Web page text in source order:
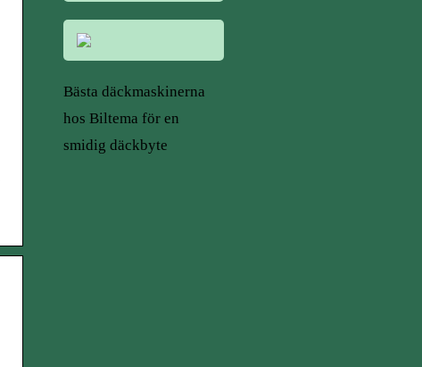
Bästa däckmaskinerna
hos Biltema för en
smidig däckbyte